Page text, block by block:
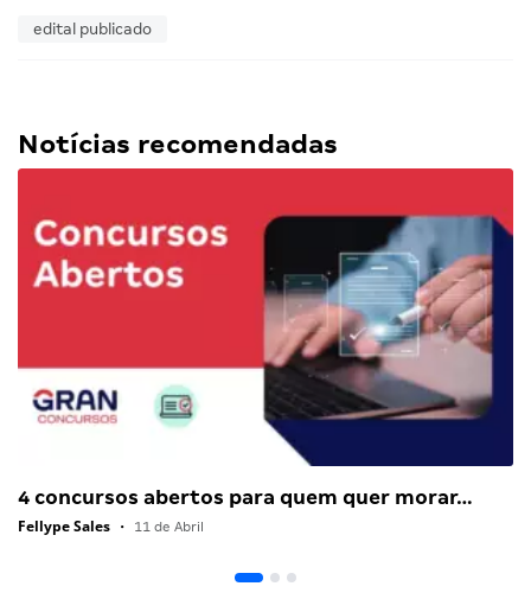
edital publicado
Notícias recomendadas
4 concursos abertos para quem quer morar…
Fellype Sales • 11 de Abril